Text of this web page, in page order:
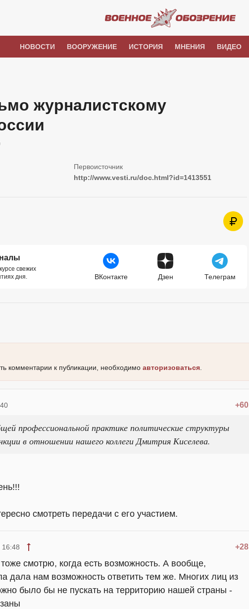
НОВОСТИ ВООРУЖЕНИЕ ИСТОРИЯ МНЕНИЯ ВИДЕО
журналистскому
http://www.vesti.ru/doc.html?id=1413551
свежих
дня.
ВКонтакте Дзен Телеграм
комментарии к публикации, необходимо авторизоваться
+60
профессиональной практике политические структуры
в отношении нашего коллеги Дмитрия Киселева.
смотреть передачи с его участием.
+28
16:48
смотрю, когда есть возможность. А вообще,
дала нам возможность ответить тем же. Многих лиц из
было бы не пускать на территорию нашей страны -